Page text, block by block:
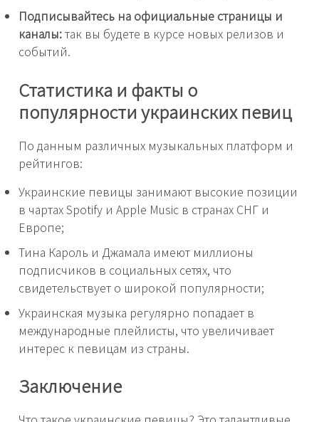
Подписывайтесь на официальные страницы и
каналы:так вы будете в курсе новых релизов и
событий.
Статистика и факты о
популярности украинских певиц
По данным различных музыкальных платформ и
рейтингов:
Украинские певицы занимают высокие позиции
в чартах Spotify и Apple Music в странах СНГ и
Европе;
Тина Кароль и Джамала имеют миллионы
подписчиков в социальных сетях, что
свидетельствует о широкой популярности;
Украинская музыка регулярно попадает в
международные плейлисты, что увеличивает
интерес к певицам из страны.
Заключение